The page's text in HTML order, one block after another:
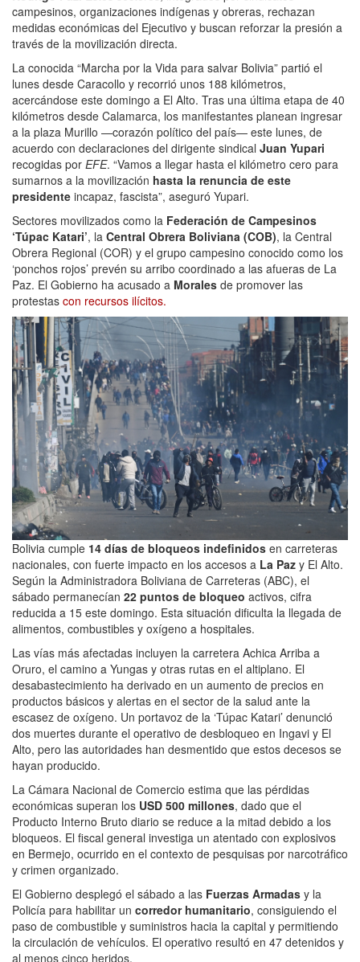
campesinos, organizaciones indígenas y obreras, rechazan
medidas económicas del Ejecutivo y buscan reforzar la presión a
través de la movilización directa.
La conocida “Marcha por la Vida para salvar Bolivia” partió el
lunes desde Caracollo y recorrió unos 188 kilómetros,
acercándose este domingo a El Alto. Tras una última etapa de 40
kilómetros desde Calamarca, los manifestantes planean ingresar
a la plaza Murillo —corazón político del país— este lunes, de
acuerdo con declaraciones del dirigente sindical Juan Yupari
recogidas por EFE. “Vamos a llegar hasta el kilómetro cero para
sumarnos a la movilización hasta la renuncia de este
presidente incapaz, fascista”, aseguró Yupari.
Sectores movilizados como la Federación de Campesinos
‘Túpac Katari’, la Central Obrera Boliviana (COB), la Central
Obrera Regional (COR) y el grupo campesino conocido como los
‘ponchos rojos’ prevén su arribo coordinado a las afueras de La
Paz. El Gobierno ha acusado a Morales de promover las
protestas con recursos ilícitos.
Bolivia cumple 14 días de bloqueos indefinidos en carreteras
nacionales, con fuerte impacto en los accesos a La Paz y El Alto.
Según la Administradora Boliviana de Carreteras (ABC), el
sábado permanecían 22 puntos de bloqueo activos, cifra
reducida a 15 este domingo. Esta situación dificulta la llegada de
alimentos, combustibles y oxígeno a hospitales.
Las vías más afectadas incluyen la carretera Achica Arriba a
Oruro, el camino a Yungas y otras rutas en el altiplano. El
desabastecimiento ha derivado en un aumento de precios en
productos básicos y alertas en el sector de la salud ante la
escasez de oxígeno. Un portavoz de la ‘Túpac Katari’ denunció
dos muertes durante el operativo de desbloqueo en Ingavi y El
Alto, pero las autoridades han desmentido que estos decesos se
hayan producido.
La Cámara Nacional de Comercio estima que las pérdidas
económicas superan los USD 500 millones, dado que el
Producto Interno Bruto diario se reduce a la mitad debido a los
bloqueos. El fiscal general investiga un atentado con explosivos
en Bermejo, ocurrido en el contexto de pesquisas por narcotráfico
y crimen organizado.
El Gobierno desplegó el sábado a las Fuerzas Armadas y la
Policía para habilitar un corredor humanitario, consiguiendo el
paso de combustible y suministros hacia la capital y permitiendo
la circulación de vehículos. El operativo resultó en 47 detenidos y
al menos cinco heridos.